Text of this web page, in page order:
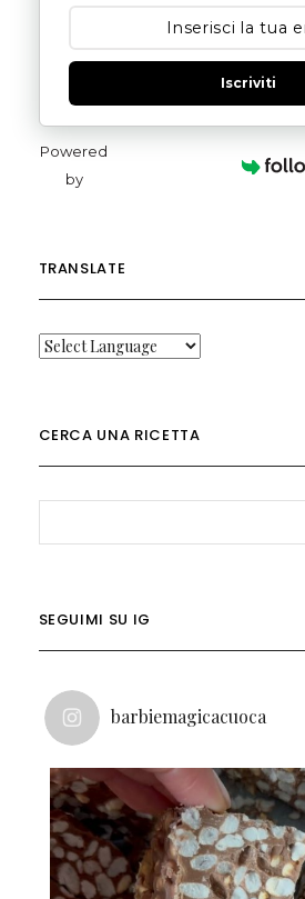
Iscriviti
Powered
by
TRANSLATE
CERCA UNA RICETTA
SEGUIMI SU IG
barbiemagicacuoca